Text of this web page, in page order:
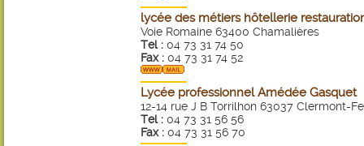
lycée des métiers hôtellerie
Voie Romaine 63400 Chamalières
Tel : 04 73 31 74 50
Fax : 04 73 31 74 52
Lycée professionnel Amédée Gasquet
12-14 rue J B Torrilhon 63037 Clermont-
Tel : 04 73 31 56 56
Fax : 04 73 31 56 70